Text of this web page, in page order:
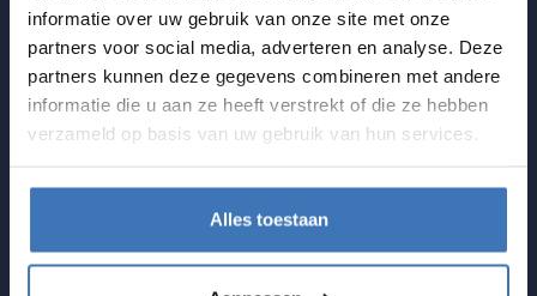
informatie over uw gebruik van onze site met onze
partners voor social media, adverteren en analyse. Deze
partners kunnen deze gegevens combineren met andere
informatie die u aan ze heeft verstrekt of die ze hebben
verzameld op basis van uw gebruik van hun services.
Alles toestaan
WE ARE THEAIRCHITECTS
BOEK JE ONDERHOUD WEBSHOP